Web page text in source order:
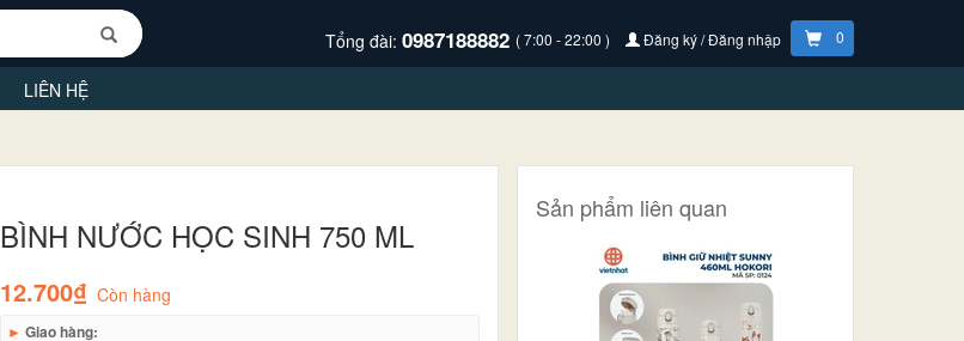
Tổng đài: 0987188882 ( 7:00 - 22:00 ) Đăng ký / Đăng nhập 0
LIÊN HỆ
BÌNH NƯỚC HỌC SINH 750 ML
12.700₫ Còn hàng
► Giao hàng:
Sản phẩm liên quan